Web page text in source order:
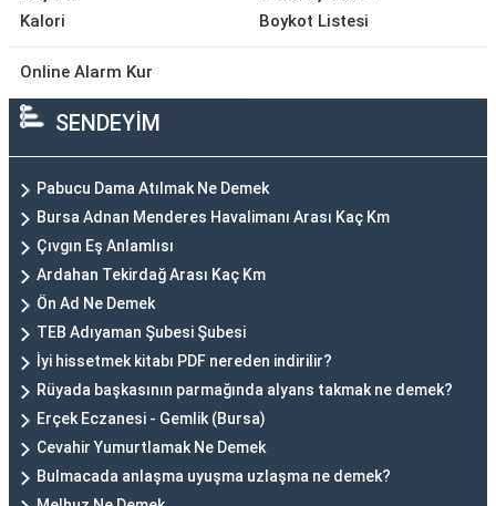
Kalori
Boykot Listesi
Online Alarm Kur
SENDEYİM
Pabucu Dama Atılmak Ne Demek
Bursa Adnan Menderes Havalimanı Arası Kaç Km
Çıvgın Eş Anlamlısı
Ardahan Tekirdağ Arası Kaç Km
Ön Ad Ne Demek
TEB Adıyaman Şubesi Şubesi
İyi hissetmek kitabı PDF nereden indirilir?
Rüyada başkasının parmağında alyans takmak ne demek?
Erçek Eczanesi - Gemlik (Bursa)
Cevahir Yumurtlamak Ne Demek
Bulmacada anlaşma uyuşma uzlaşma ne demek?